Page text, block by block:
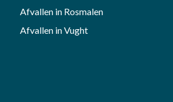
Afvallen in Rosmalen
Afvallen in Vught